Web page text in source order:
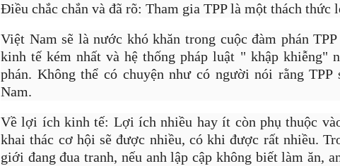
Điều chắc chắn và đã rõ: Tham gia TPP là một thách
Việt Nam sẽ là nước khó khăn trong cuộc đàm phán
kinh tế kém nhất và hệ thống pháp luật " khập khiễng"
phán. Không thể có chuyện như có người nói rằng
Nam.
Về lợi ích kinh tế: Lợi ích nhiều hay ít còn phụ thuộc
khai thác cơ hội sẽ được nhiều, có khi được rất nhiều.
giới đang đua tranh, nếu anh lập cập không biết làm ăn,